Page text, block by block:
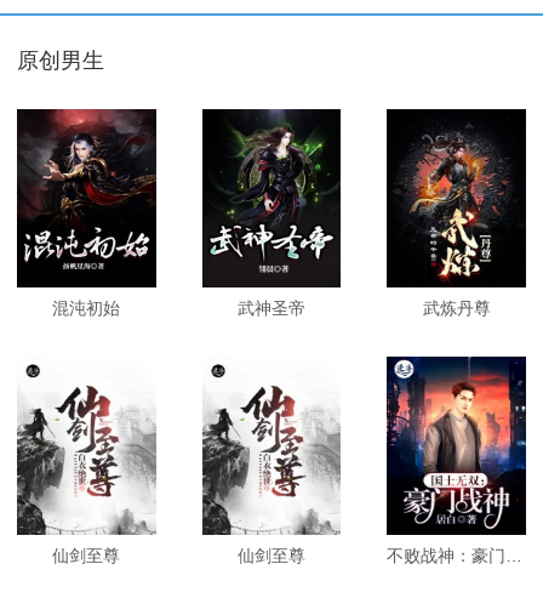
原创男生
混沌初始 武神圣帝 武炼丹尊
仙剑至尊 仙剑至尊